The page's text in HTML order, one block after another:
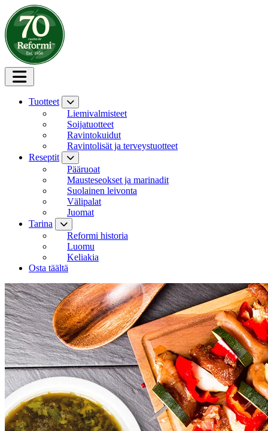
Siirry sisältöön
Tuotteet
Liemivalmisteet
Soijatuotteet
Ravintokuidut
Ravintolisät ja terveystuotteet
Reseptit
Pääruoat
Mausteseokset ja marinadit
Suolainen leivonta
Välipalat
Juomat
Tarina
Reformi historia
Luomu
Keliakia
Osta täältä